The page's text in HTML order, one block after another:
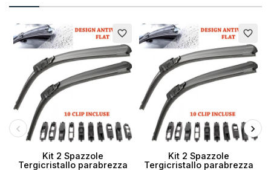
favorite_border
Kit 2 Spazzole
Tergicristallo parabrezza
favorite_border
Kit 2 Spazzole
Tergicristallo parabrezza